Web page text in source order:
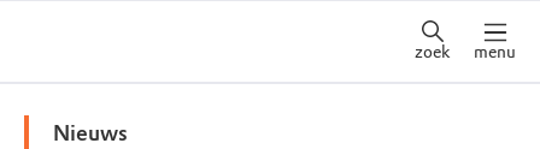
zoek menu
Nieuws